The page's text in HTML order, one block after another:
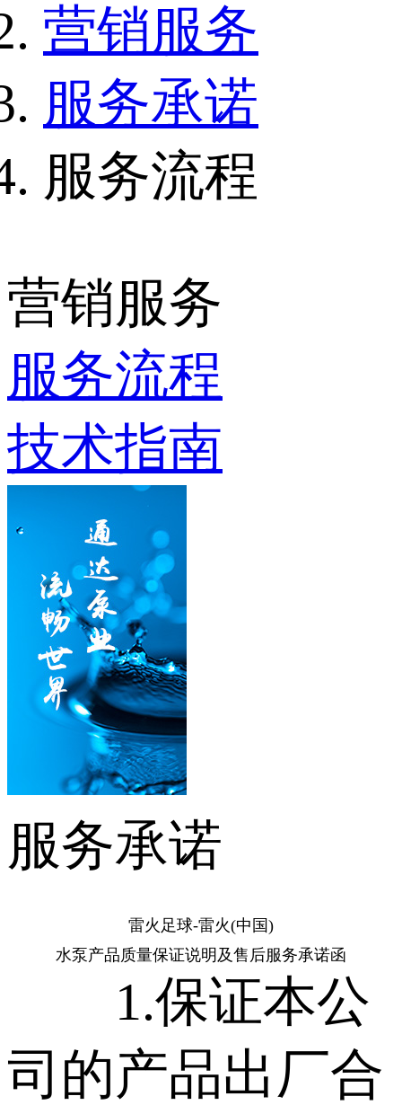
营销服务
服务承诺
服务流程
营销服务
服务流程
技术指南
服务承诺
雷火足球-雷火(中国)
水泵产品质量保证说明及售后服务承诺函
1.保证本公
司的产品出厂合